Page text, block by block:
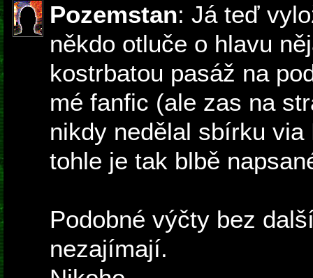
Pozemstan: Já teď
někdo otluče o hlavu
kostrbatou pasáž na
mé fanfic (ale zas na
nikdy nedělal sbírku
tohle je tak blbě
Podobné výčty bez
nezajímají.